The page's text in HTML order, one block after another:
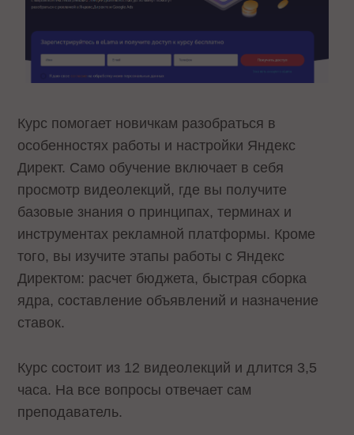
Курс помогает новичкам разобраться в
особенностях работы и настройки Яндекс
Директ. Само обучение включает в себя
просмотр видеолекций, где вы получите
базовые знания о принципах, терминах и
инструментах рекламной платформы. Кроме
того, вы изучите этапы работы с Яндекс
Директом: расчет бюджета, быстрая сборка
ядра, составление объявлений и назначение
ставок.
Курс состоит из 12 видеолекций и длится 3,5
часа. На все вопросы отвечает сам
преподаватель.